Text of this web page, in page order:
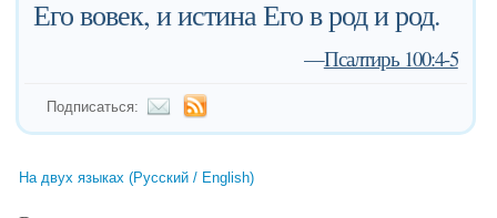
Его вовек, и истина Его в род и род.
—Псалтирь 100:4-5
Подписаться:
На двух языках (Русский / English)